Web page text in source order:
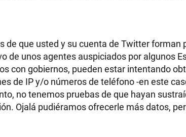
de que usted y su cuenta de Twitter forman
de unos agentes auspiciados por algunos
con gobiernos, pueden estar intentando
de IP y/o números de teléfono -en este
no tenemos pruebas de que hayan
Ojalá pudiéramos ofrecerle más datos,